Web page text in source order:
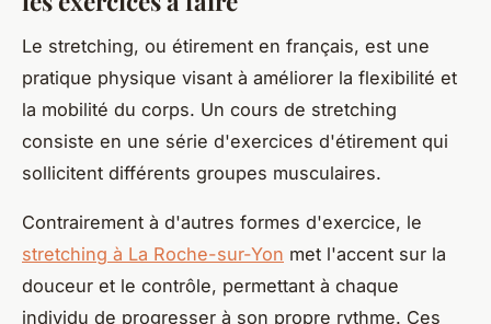
Le stretching, ou étirement en français, est une
pratique physique visant à améliorer la flexibilité et
la mobilité du corps. Un cours de stretching
consiste en une série d'exercices d'étirement qui
sollicitent différents groupes musculaires.
Contrairement à d'autres formes d'exercice, le
stretching à La Roche-sur-Yon met l'accent sur la
douceur et le contrôle, permettant à chaque
individu de progresser à son propre rythme. Ces